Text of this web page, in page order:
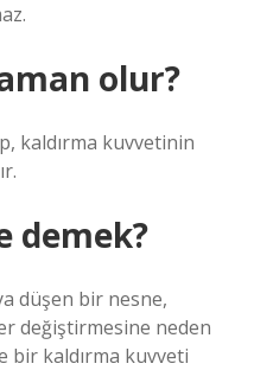
olur?
kaldırma kuvvetinin
demek?
düşen bir nesne,
değiştirmesine neden
bir kaldırma kuvveti